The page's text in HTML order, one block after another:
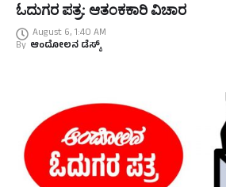
ಓದುಗರ ಪತ್ರ: ಆತಂಕಕಾರಿ ವಿಚಾರ
August 6, 1:40 AM
By ಆಂದೋಲನ ಡೆಸ್ಕ್